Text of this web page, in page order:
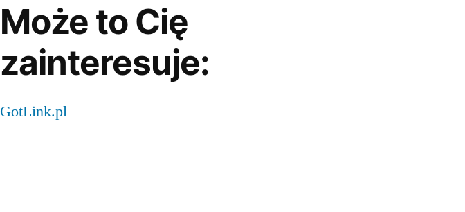
Może to Cię
zainteresuje:
GotLink.pl